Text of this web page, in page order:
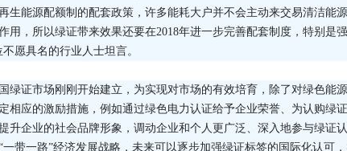
生能源配额制的配套政策，许多能耗大户并不会主动来交易清洁能源
用，所以绿证带来效果还要在2018年进一步完善配套制度，特别是
愿具名的行业人士坦言。
绿证市场刚刚开始建立，为实现对市场的有效培育，除了对绿色能
相应的激励措施，例如通过绿色电力认证给予企业荣誉、为认购绿
升企业的社会品牌形象，调动企业和个人更广泛、深入地参与绿证
带一路”经济发展战略，未来可以逐步加强绿证标签的国际化认可